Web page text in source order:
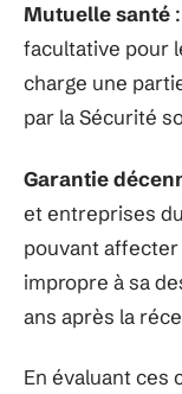
Mutuelle santé
facultative pour
charge une
par la Sécurité
Garantie
et entreprises
pouvant affecter
impropre à sa
ans après la
En évaluant ces